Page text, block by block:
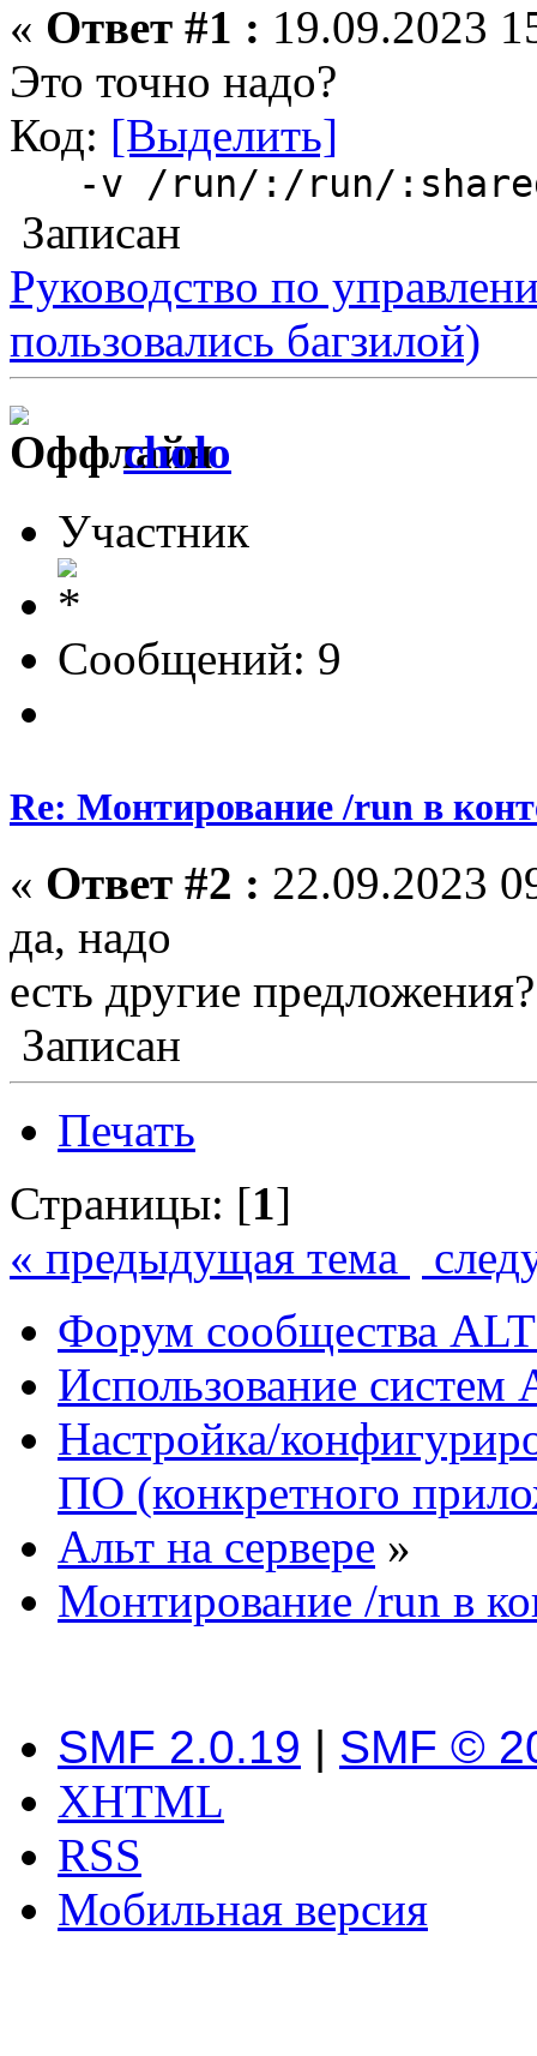
« Ответ #1 : 19.09.2023
Это точно надо?
Код: [Выделить]
-v /run/:/run/
Записан
Руководство по
пользовались багзилой)
cholo
Участник
Сообщений: 9
Re: Монтирование /run в
« Ответ #2 : 22.09.2023
да, надо
есть другие предложения?
Записан
Печать
Страницы: [1]
« предыдущая тема
Форум сообщества
Использование систем
Настройка/
ПО (конкретного
Альт на сервере »
Монтирование /run в
SMF 2.0.19 | SMF ©
XHTML
RSS
Мобильная версия